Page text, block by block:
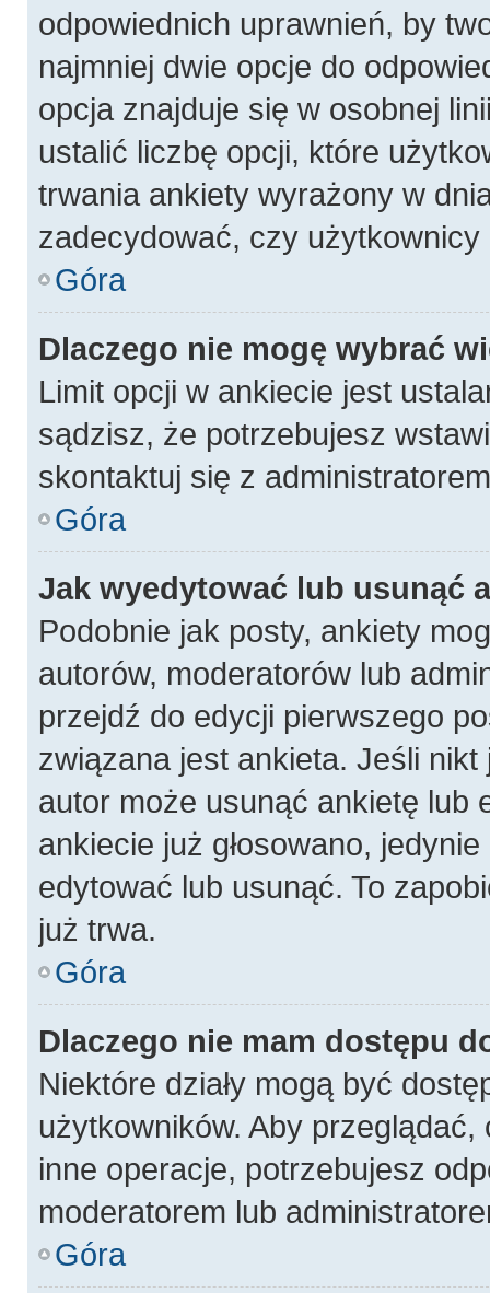
odpowiednich uprawnień, by
najmniej dwie opcje do
opcja znajduje się w osobnej
ustalić liczbę opcji, które
trwania ankiety wyrażony w
zadecydować, czy użytkownicy
Góra
Dlaczego nie mogę wybrać
Limit opcji w ankiecie jest
sądzisz, że potrzebujesz
skontaktuj się z
Góra
Jak wyedytować lub usunąć
Podobnie jak posty, ankiety
autorów, moderatorów lub
przejdź do edycji pierwszego
związana jest ankieta. Jeśli nikt
autor może usunąć ankietę lub
ankiecie już głosowano,
edytować lub usunąć. To
już trwa.
Góra
Dlaczego nie mam dostępu
Niektóre działy mogą być
użytkowników. Aby
inne operacje, potrzebujesz
moderatorem lub
Góra